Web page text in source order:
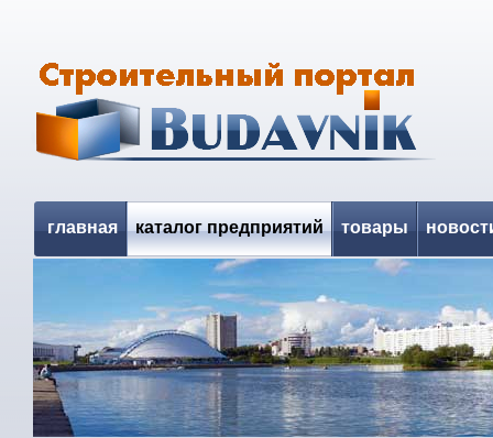
главная каталог предприятий товары